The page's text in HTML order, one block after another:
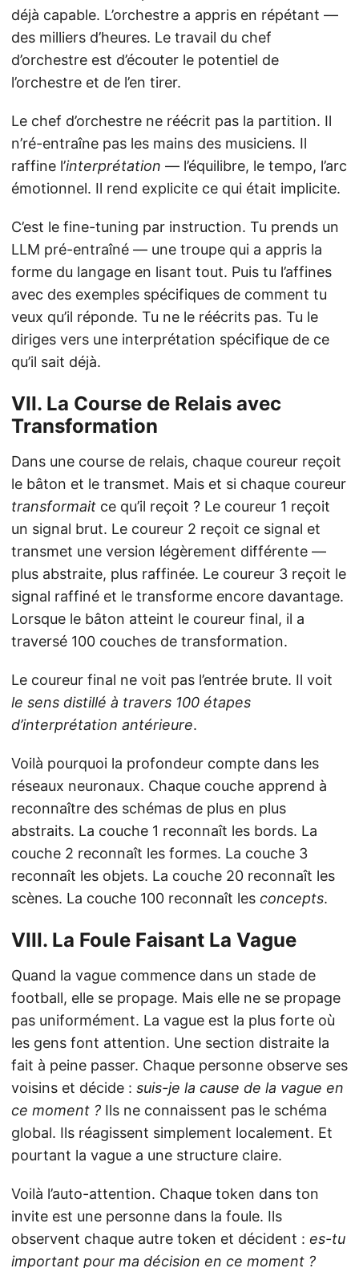
déjà capable. L’orchestre a appris en répétant —
des milliers d’heures. Le travail du chef
d’orchestre est d’écouter le potentiel de
l’orchestre et de l’en tirer.
Le chef d’orchestre ne réécrit pas la partition. Il
n’ré-entraîne pas les mains des musiciens. Il
raffine l’interprétation — l’équilibre, le tempo, l’arc
émotionnel. Il rend explicite ce qui était implicite.
C’est le fine-tuning par instruction. Tu prends un
LLM pré-entraîné — une troupe qui a appris la
forme du langage en lisant tout. Puis tu l’affines
avec des exemples spécifiques de comment tu
veux qu’il réponde. Tu ne le réécrits pas. Tu le
diriges vers une interprétation spécifique de ce
qu’il sait déjà.
VII. La Course de Relais avec
Transformation
Dans une course de relais, chaque coureur reçoit
le bâton et le transmet. Mais et si chaque coureur
transformait ce qu’il reçoit ? Le coureur 1 reçoit
un signal brut. Le coureur 2 reçoit ce signal et
transmet une version légèrement différente —
plus abstraite, plus raffinée. Le coureur 3 reçoit le
signal raffiné et le transforme encore davantage.
Lorsque le bâton atteint le coureur final, il a
traversé 100 couches de transformation.
Le coureur final ne voit pas l’entrée brute. Il voit
le sens distillé à travers 100 étapes
d’interprétation antérieure.
Voilà pourquoi la profondeur compte dans les
réseaux neuronaux. Chaque couche apprend à
reconnaître des schémas de plus en plus
abstraits. La couche 1 reconnaît les bords. La
couche 2 reconnaît les formes. La couche 3
reconnaît les objets. La couche 20 reconnaît les
scènes. La couche 100 reconnaît les concepts.
VIII. La Foule Faisant La Vague
Quand la vague commence dans un stade de
football, elle se propage. Mais elle ne se propage
pas uniformément. La vague est la plus forte où
les gens font attention. Une section distraite la
fait à peine passer. Chaque personne observe ses
voisins et décide : suis-je la cause de la vague en
ce moment ? Ils ne connaissent pas le schéma
global. Ils réagissent simplement localement. Et
pourtant la vague a une structure claire.
Voilà l’auto-attention. Chaque token dans ton
invite est une personne dans la foule. Ils
observent chaque autre token et décident : es-tu
important pour ma décision en ce moment ?